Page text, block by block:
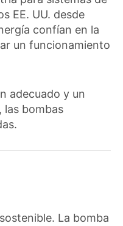
EE. UU. desde
confían en la
un funcionamiento
adecuado y un
las bombas
La bomba